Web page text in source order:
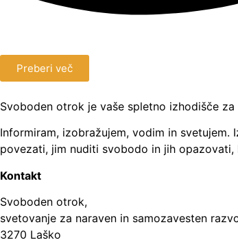
Preberi več
Svoboden otrok je vaše spletno izhodišče
Informiram, izobražujem, vodim in
povezati, jim nuditi svobodo in jih
Kontakt
Svoboden otrok,
svetovanje za naraven in samozavesten
3270 Laško